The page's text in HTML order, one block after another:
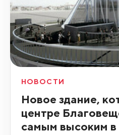
НОВОСТИ
Новое здание,
центре
самым высоким в